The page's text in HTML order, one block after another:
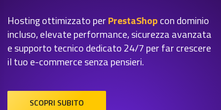
Hosting ottimizzato perPrestaShopcon dominio
incluso, elevate performance, sicurezza avanzata
e supporto tecnico dedicato 24/7 per far crescere
il tuo e-commerce senza pensieri.
SCOPRI SUBITO